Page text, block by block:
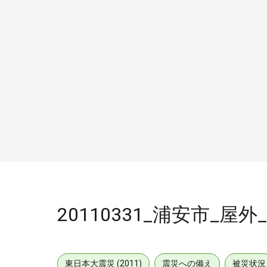
20110331_浦安市_屋外
東日本大震災 (2011) 震災への備え 被災状況